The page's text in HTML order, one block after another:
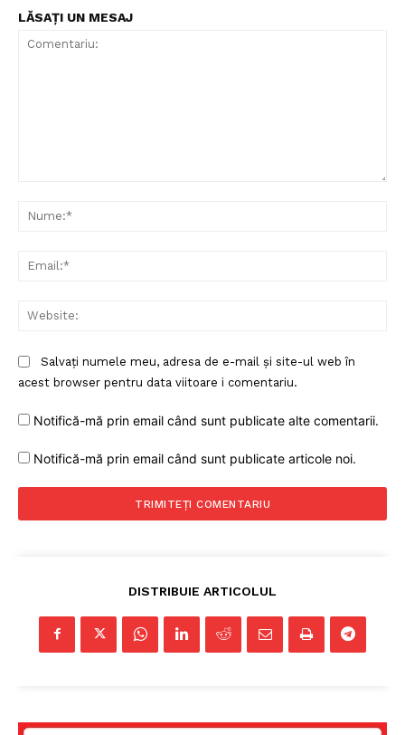
LĂSAȚI UN MESAJ
Salvați numele meu, adresa de e-mail și site-ul web în
acest browser pentru data viitoare i comentariu.
Notifică-mă prin email când sunt publicate alte comentarii.
Notifică-mă prin email când sunt publicate articole noi.
DISTRIBUIE ARTICOLUL